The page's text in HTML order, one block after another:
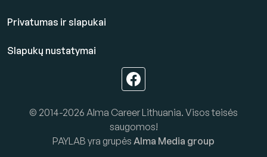
Privatumas ir slapukai
Slapukų nustatymai
© 2014-2026 Alma Career Lithuania. Visos teisės
saugomos!
PAYLAB yra grupės Alma Media group